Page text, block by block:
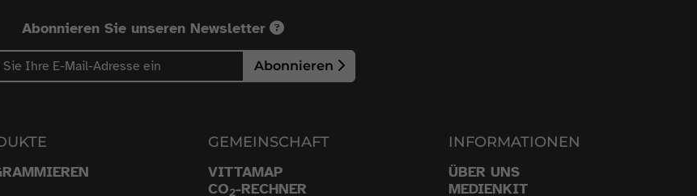
Abonnieren Sie unseren Newsletter
Abonnieren
GEMEINSCHAFT
VITTAMAP
CO2-RECHNER
INFORMATIONEN
ÜBER UNS
MEDIENKIT